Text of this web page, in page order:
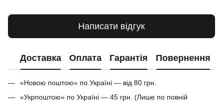
Написати відгук
Доставка Оплата Гарантія Повернення
«Новою поштою» по Україні — від 80 грн.
«Укрпоштою» по Україні — 45 грн. (Лише по повній